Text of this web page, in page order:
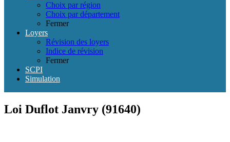
Choix par région
Choix par département
Fermer
Loyers
Révision des loyers
Indice de révision
Fermer
SCPI
Simulation
Loi Duflot Janvry (91640)